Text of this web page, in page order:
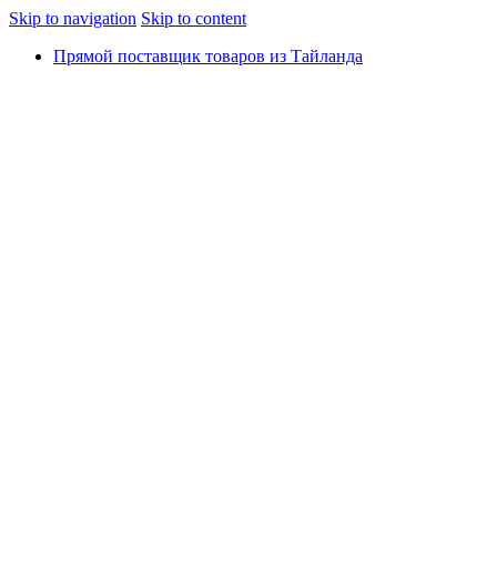
Skip to navigation Skip to content
Прямой поставщик товаров из Тайланда